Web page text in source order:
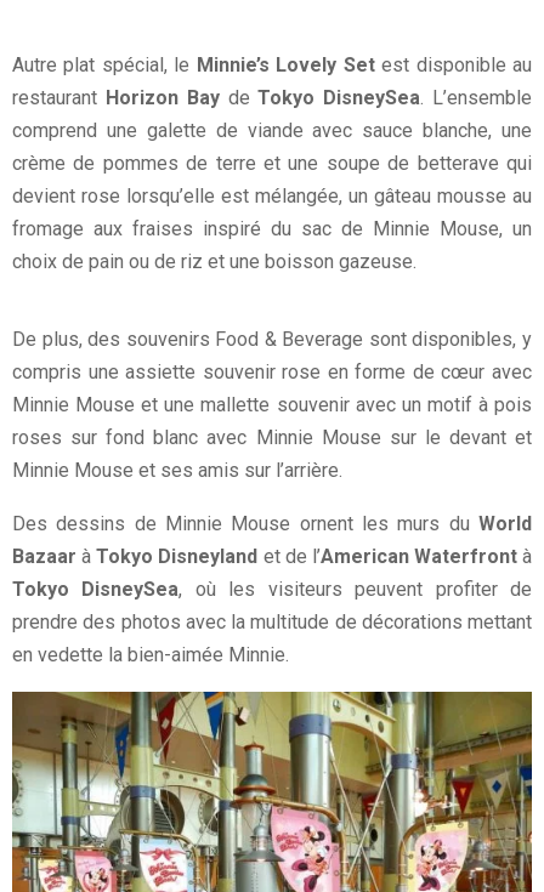
Autre plat spécial, le Minnie’s Lovely Setest disponible au
restaurant Horizon BaydeTokyo DisneySea . L’ensemble
comprend une galette de viande avec sauce blanche, une
crème de pommes de terre et une soupe de betterave qui
devient rose lorsqu’elle est mélangée, un gâteau mousse au
fromage aux fraises inspiré du sac de Minnie Mouse, un
choix de pain ou de riz et une boisson gazeuse.
De plus, des souvenirs Food & Beverage sont disponibles, y
compris une assiette souvenir rose en forme de cœur avec
Minnie Mouse et une mallette souvenir avec un motif à pois
roses sur fond blanc avec Minnie Mouse sur le devant et
Minnie Mouse et ses amis sur l’arrière.
Des dessins de Minnie Mouse ornent les murs du World
Bazaar àTokyo Disneyland et de l’American Waterfrontà
Tokyo DisneySea, où les visiteurs peuvent profiter de
prendre des photos avec la multitude de décorations mettant
en vedette la bien-aimée Minnie.